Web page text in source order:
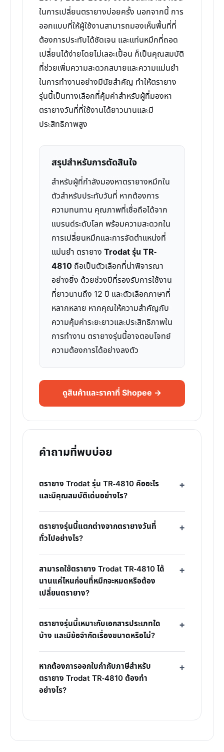
ในการเปลี่ยนตรายางบ่อยครั้ง นอกจากนี้ การ
ออกแบบที่ให้ผู้ใช้งานสามารถมองเห็นพื้นที่ที่
ต้องการประทับได้ชัดเจน และแท่นหมึกที่ถอด
เปลี่ยนได้ง่ายโดยไม่เลอะเปื้อน ก็เป็นคุณสมบัติ
ที่ช่วยเพิ่มความสะดวกสบายและความแม่นยำ
ในการทำงานอย่างมีนัยสำคัญ ทำให้ตรายาง
รุ่นนี้เป็นทางเลือกที่คุ้มค่าสำหรับผู้ที่มองหา
ตรายางวันที่ที่ใช้งานได้ยาวนานและมี
ประสิทธิภาพสูง
สรุปสำหรับการตัดสินใจ
สำหรับผู้ที่กำลังมองหาตรายางหมึกใน
ตัวสำหรับประทับวันที่ หากต้องการ
ความทนทาน คุณภาพที่เชื่อถือได้จาก
แบรนด์ระดับโลก พร้อมความสะดวกใน
การเปลี่ยนหมึกและการจัดตำแหน่งที่
แม่นยำ ตรายาง Trodat รุ่น TR-
4810 ถือเป็นตัวเลือกที่น่าพิจารณา
อย่างยิ่ง ด้วยช่วงปีที่รองรับการใช้งาน
ที่ยาวนานถึง 12 ปี และตัวเลือกภาษาที่
หลากหลาย หากคุณให้ความสำคัญกับ
ความคุ้มค่าระยะยาวและประสิทธิภาพใน
การทำงาน ตรายางรุ่นนี้อาจตอบโจทย์
ความต้องการได้อย่างลงตัว
ดูสินค้าและราคาที่ Shopee →
คำถามที่พบบ่อย
ตรายาง Trodat รุ่น TR-4810 คืออะไร
และมีคุณสมบัติเด่นอย่างไร?
ตรายางรุ่นนี้แตกต่างจากตรายางวันที่
ทั่วไปอย่างไร?
สามารถใช้ตรายาง Trodat TR-4810 ได้
นานแค่ไหนก่อนที่หมึกจะหมดหรือต้อง
เปลี่ยนตรายาง?
ตรายางรุ่นนี้เหมาะกับเอกสารประเภทใด
บ้าง และมีข้อจำกัดเรื่องขนาดหรือไม่?
หากต้องการออกใบกำกับภาษีสำหรับ
ตรายาง Trodat TR-4810 ต้องทำ
อย่างไร?